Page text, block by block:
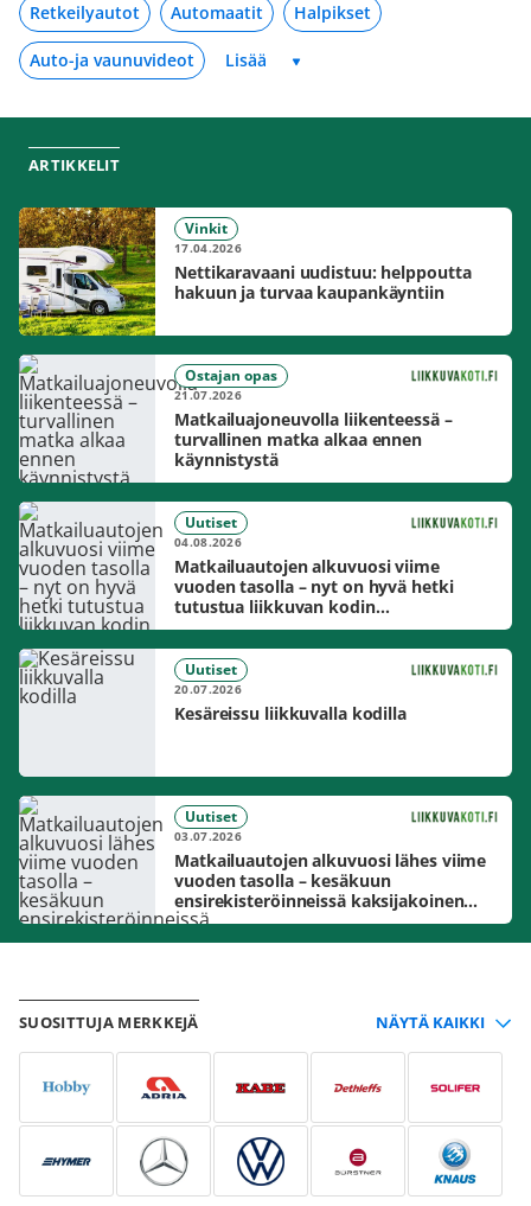
Retkeilyautot Automaatit Halpikset
Auto-ja vaunuvideot
SUOSITTUJA MERKKEJÄ
ARTIKKELIT
Vinkit
17.04.2026
Nettikaravaani uudistuu: helppoutta
hakuun ja turvaa kaupankäyntiin
Ostajan opas
21.07.2026
Matkailuajoneuvolla liikenteessä –
turvallinen matka alkaa ennen
käynnistystä
Uutiset
04.08.2026
Matkailuautojen alkuvuosi viime
vuoden tasolla – nyt on hyvä hetki
tutustua liikkuvan kodin
mahdollisuuksiin
Uutiset
20.07.2026
Kesäreissu liikkuvalla kodilla
Uutiset
03.07.2026
Matkailuautojen alkuvuosi lähes viime
vuoden tasolla – kesäkuun
ensirekisteröinneissä kaksijakoinen
markkinakuva